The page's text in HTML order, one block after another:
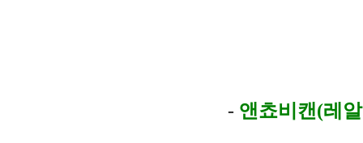
- 앤쵸비캔(레